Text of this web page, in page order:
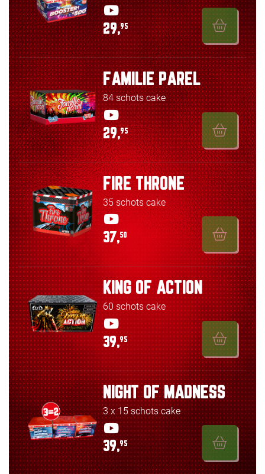
29,95
FAMILIE PAREL
84 schots cake
29,95
FIRE THRONE
35 schots cake
37,50
KING OF ACTION
60 schots cake
39,95
NIGHT OF MADNESS
3 x 15 schots cake
39,95